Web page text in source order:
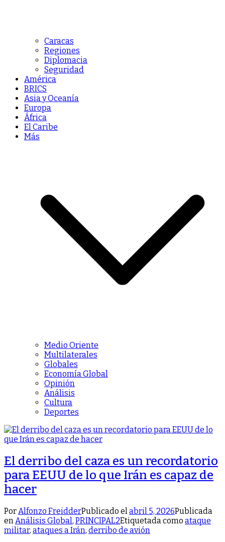
Caracas
Regiones
Diplomacia
Seguridad
América
BRICS
Asia y Oceanía
Europa
África
El Caribe
Más
Medio Oriente
Multilaterales
Globales
Economía Global
Opinión
Análisis
Cultura
Deportes
El derribo del caza es un recordatorio
para EEUU de lo que Irán es capaz de
hacer
PorAlfonzo FreidderPublicado elabril 5, 2026Publicada
enAnálisis Global, PRINCIPAL2Etiquetada como ataque
militar, ataques a Irán, derribo de avión